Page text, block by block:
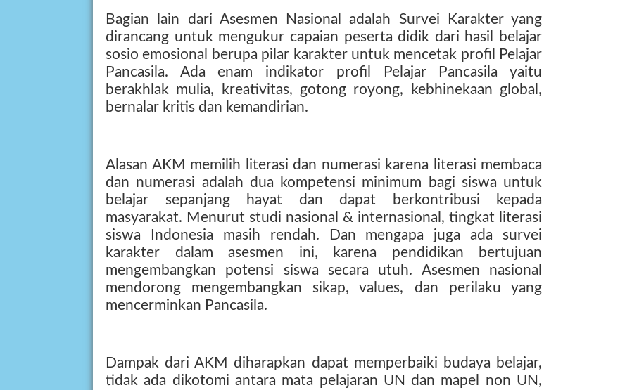
Bagian lain dari Asesmen Nasional adalah Survei Karakter yang
dirancang untuk mengukur capaian peserta didik dari hasil belajar
sosio emosional berupa pilar karakter untuk mencetak profil Pelajar
Pancasila. Ada enam indikator profil Pelajar Pancasila yaitu
berakhlak mulia, kreativitas, gotong royong, kebhinekaan global,
bernalar kritis dan kemandirian.
Alasan AKM memilih literasi dan numerasi karena literasi membaca
dan numerasi adalah dua kompetensi minimum bagi siswa untuk
belajar sepanjang hayat dan dapat berkontribusi kepada
masyarakat. Menurut studi nasional & internasional, tingkat literasi
siswa Indonesia masih rendah. Dan mengapa juga ada survei
karakter dalam asesmen ini, karena pendidikan bertujuan
mengembangkan potensi siswa secara utuh. Asesmen nasional
mendorong mengembangkan sikap, values, dan perilaku yang
mencerminkan Pancasila.
Dampak dari AKM diharapkan dapat memperbaiki budaya belajar,
tidak ada dikotomi antara mata pelajaran UN dan mapel non UN,